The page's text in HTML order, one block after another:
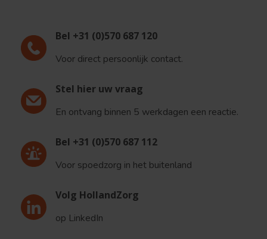
Bel +31 (0)570 687 120
Voor direct persoonlijk contact.
Stel hier uw vraag
En ontvang binnen 5 werkdagen een reactie.
Bel +31 (0)570 687 112
Voor spoedzorg in het buitenland
Volg HollandZorg
op LinkedIn